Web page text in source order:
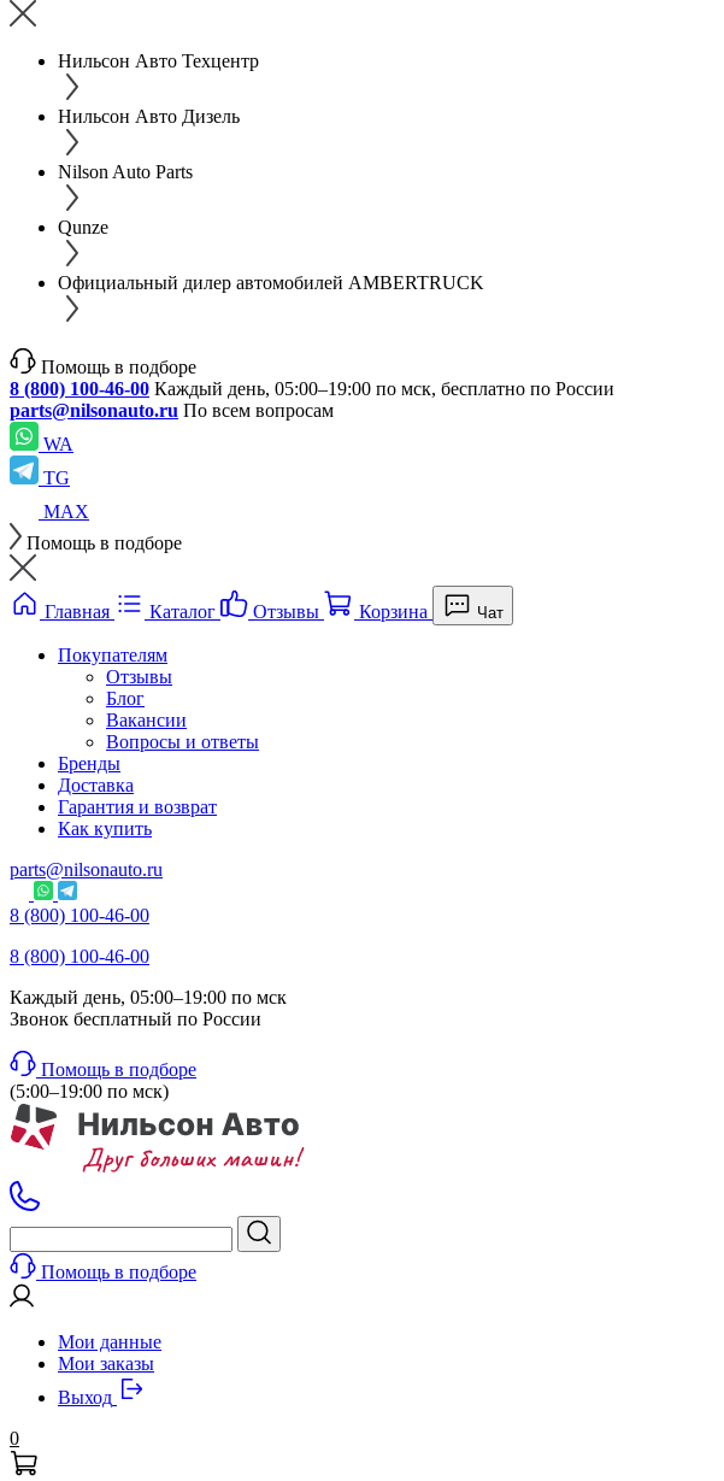
Нильсон Авто Техцентр
Нильсон Авто Дизель
Nilson Auto Parts
Qunze
Официальный дилер автомобилей AMBERTRUCK
Помощь в подборе
8 (800) 100-46-00 Каждый день, 05:00–19:00 по мск, бесплатно по России
parts@nilsonauto.ru По всем вопросам
WA
TG
MAX
Помощь в подборе
Главная Каталог Отзывы Корзина Чат
Покупателям
Отзывы
Блог
Вакансии
Вопросы и ответы
Бренды
Доставка
Гарантия и возврат
Как купить
parts@nilsonauto.ru
8 (800) 100-46-00
8 (800) 100-46-00
Каждый день, 05:00–19:00 по мск
Звонок бесплатный по России
Помощь в подборе
(5:00–19:00 по мск)
Помощь в подборе
Мои данные
Мои заказы
Выход
0